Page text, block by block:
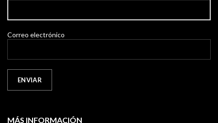
Correo electrónico
MÁS INFORMACIÓN